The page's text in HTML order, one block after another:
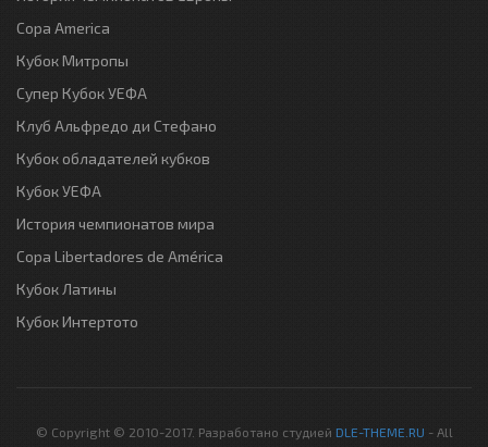
Copa America
Кубок Митропы
Супер Кубок УЕФА
Клуб Альфредо ди Стефано
Кубок обладателей кубков
Кубок УЕФА
История чемпионатов мира
Copa Libertadores de América
Кубок Латины
Кубок Интертото
© Copyright © 2010-2017. Разработано студией DLE-THEME.RU - All